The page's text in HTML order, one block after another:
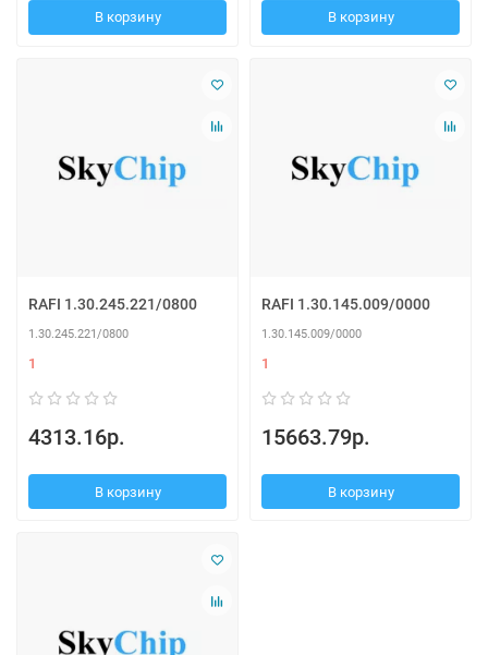
В корзину В корзину
RAFI 1.30.245.221/0800
1.30.245.221/0800
1
4313.16р.
В корзину
RAFI 1.30.145.009/0000
1.30.145.009/0000
1
15663.79р.
В корзину